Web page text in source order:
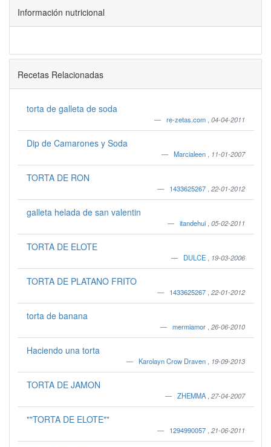
Información nutricional
Recetas Relacionadas
torta de galleta de soda
re-zetas.com 04-04-2011
Dip de Camarones y Soda
Marcialeen 11-01-2007
TORTA DE RON
1433625267 22-01-2012
galleta helada de san valentin
itandehui 05-02-2011
TORTA DE ELOTE
DULCE 19-03-2006
TORTA DE PLATANO FRITO
1433625267 22-01-2012
torta de banana
mermiamor 26-06-2010
Haciendo una torta
Karolayn Crow Draven 19-09-2013
TORTA DE JAMON
ZHEMMA 27-04-2007
""TORTA DE ELOTE""
1294990057 21-06-2011